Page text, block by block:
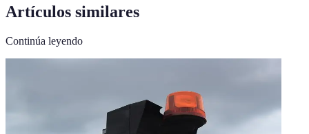
Artículos similares
Continúa leyendo